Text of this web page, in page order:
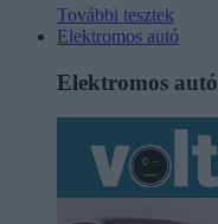
További tesztek
Elektromos autó
Elektromos autó